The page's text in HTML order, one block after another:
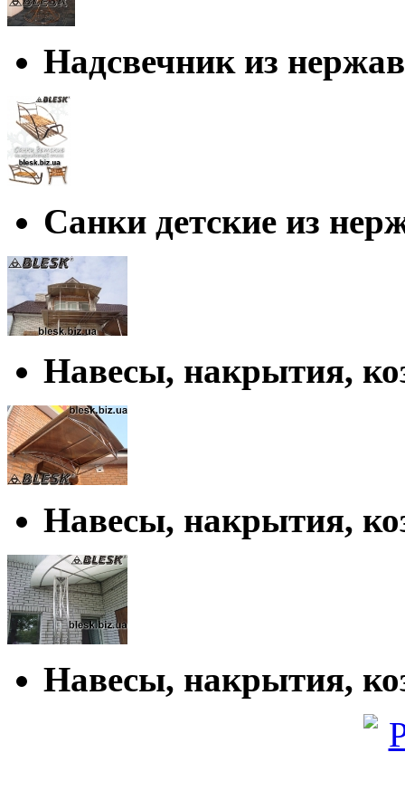
Надсвечник из
Санки детские из
Навесы, накрытия,
Навесы, накрытия,
Навесы, накрытия,